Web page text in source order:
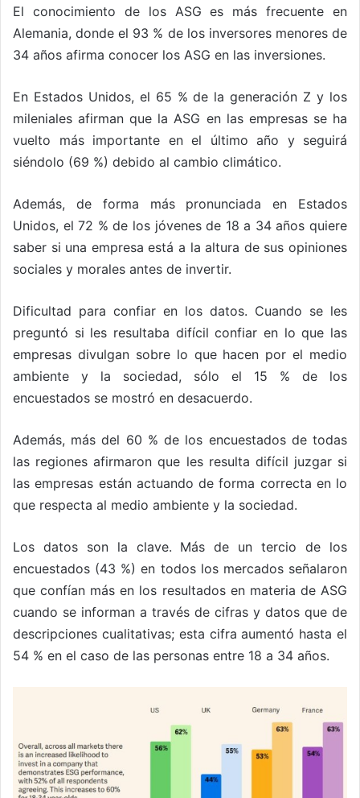
El conocimiento de los ASG es más frecuente en
Alemania, donde el 93 % de los inversores menores de
34 años afirma conocer los ASG en las inversiones.
En Estados Unidos, el 65 % de la generación Z y los
mileniales afirman que la ASG en las empresas se ha
vuelto más importante en el último año y seguirá
siéndolo (69 %) debido al cambio climático.
Además, de forma más pronunciada en Estados
Unidos, el 72 % de los jóvenes de 18 a 34 años quiere
saber si una empresa está a la altura de sus opiniones
sociales y morales antes de invertir.
Dificultad para confiar en los datos. Cuando se les
preguntó si les resultaba difícil confiar en lo que las
empresas divulgan sobre lo que hacen por el medio
ambiente y la sociedad, sólo el 15 % de los
encuestados se mostró en desacuerdo.
Además, más del 60 % de los encuestados de todas
las regiones afirmaron que les resulta difícil juzgar si
las empresas están actuando de forma correcta en lo
que respecta al medio ambiente y la sociedad.
Los datos son la clave. Más de un tercio de los
encuestados (43 %) en todos los mercados señalaron
que confían más en los resultados en materia de ASG
cuando se informan a través de cifras y datos que de
descripciones cualitativas; esta cifra aumentó hasta el
54 % en el caso de las personas entre 18 a 34 años.